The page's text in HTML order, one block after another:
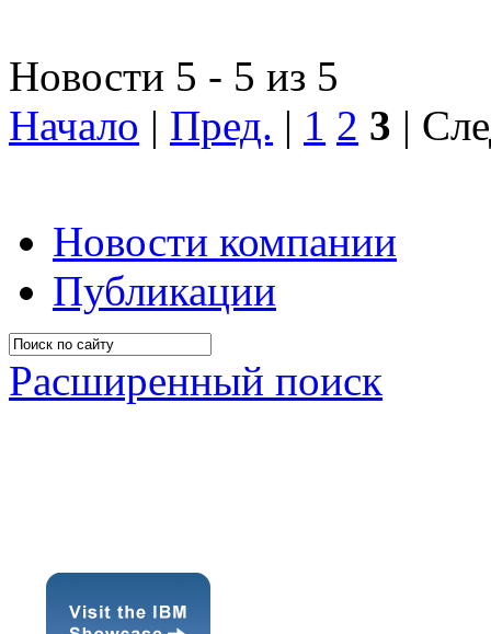
Новости 5 - 5 из 5
Начало | Пред. | 1 2 3 |
Новости компании
Публикации
Расширенный поиск